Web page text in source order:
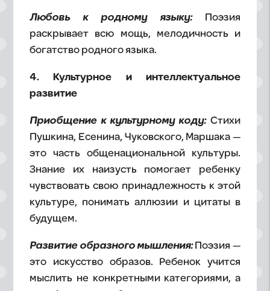
Любовь к родному языку: Поэзия
раскрывает всю мощь, мелодичность и
богатство родного языка.
4. Культурное и интеллектуальное
развитие
Приобщение к культурному коду:Стихи
Пушкина, Есенина, Чуковского, Маршака —
это часть общенациональной культуры.
Знание их наизусть помогает ребенку
чувствовать свою принадлежность к этой
культуре, понимать аллюзии и цитаты в
будущем.
Развитие образного мышления:Поэзия —
это искусство образов. Ребенок учится
мыслить не конкретными категориями, а